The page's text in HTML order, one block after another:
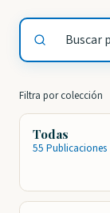
Buscar
publicaciones
Filtra por colección
Todas
55 Publicaciones